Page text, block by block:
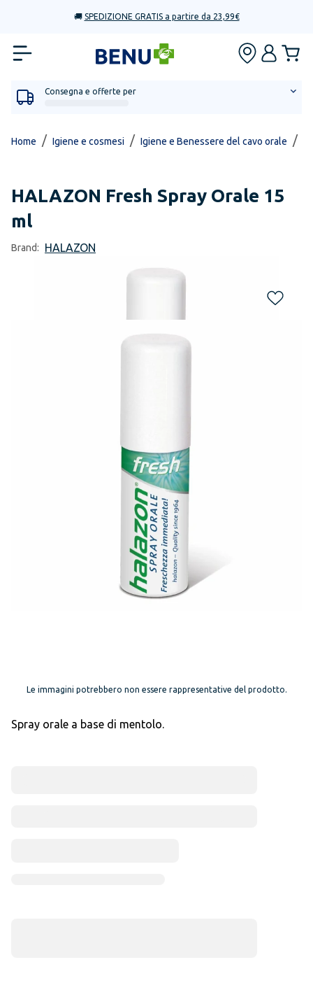
🚚 SPEDIZIONE GRATIS a partire da 23,99€
Consegna e offerte per
Home / Igiene e cosmesi / Igiene e Benessere del cavo orale /
HALAZON Fresh Spray Orale 15
ml
Brand: HALAZON
Le immagini potrebbero non essere rappresentative del prodotto.
Spray orale a base di mentolo.